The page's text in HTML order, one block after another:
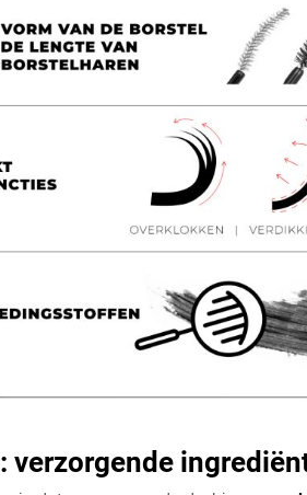
verzorgende